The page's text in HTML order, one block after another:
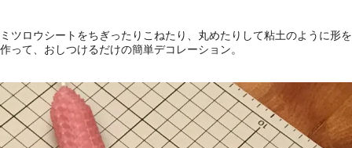
ミツロウシートをちぎったりこねたり、丸めたりして粘土のように形を
作って、おしつけるだけの簡単デコレーション。